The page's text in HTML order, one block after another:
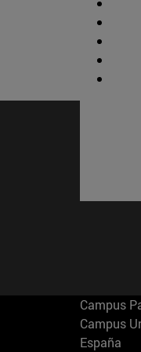
Campus
Campus
España